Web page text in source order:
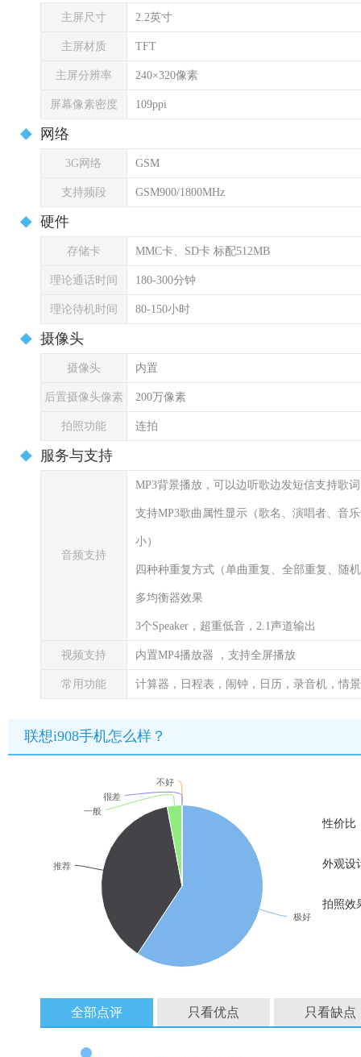
主屏尺寸 2.2英寸
主屏材质 TFT
主屏分辨率 240×320像素
屏幕像素密度 109ppi
网络
3G网络 GSM
支持频段 GSM900/1800MHz
硬件
存储卡 MMC卡、SD卡 标配512MB
理论通话时间 180-300分钟
理论待机时间 80-150小时
摄像头
摄像头 内置
后置摄像头像素 200万像素
拍照功能 连拍
服务与支持
音频支持
MP3背景播放，可以边听歌边发短信支持歌
支持MP3歌曲属性显示（歌名、演唱者、音
小）
四种种重复方式（单曲重复、全部重复、随
多均衡器效果
3个Speaker，超重低音，2.1声道输出
视频支持 内置MP4播放器 ，支持全屏播放
常用功能 计算器，日程表，闹钟，日历，录音机，情
联想i908手机怎么样？
极好
推荐
一般
不好
很差
性价比
外观设
拍照效
全部点评 只看优点 只看缺点